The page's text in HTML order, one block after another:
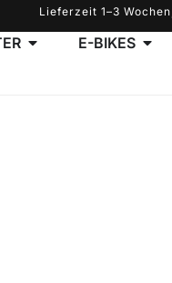
Lieferzeit 1–3
E-BIKES